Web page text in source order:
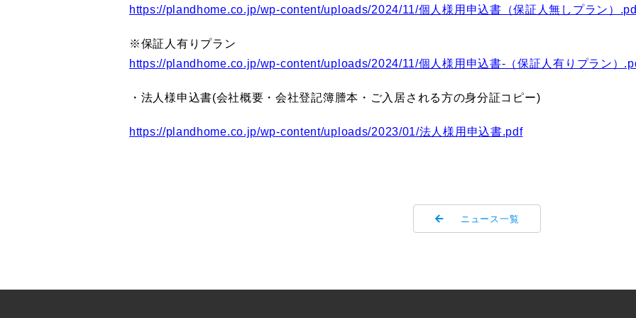
https://plandhome.co.jp/wp-content/uploads/2024/11/個人様用申込書（保証人無しプラン）
※保証人有りプラン
https://plandhome.co.jp/wp-content/uploads/2024/11/個人様用申込書-（保証人有りプラン）
・法人様申込書(会社概要・会社登記簿謄本・ご入居される方の身分証コピー)
https://plandhome.co.jp/wp-content/uploads/2023/01/法人様用申込書.pdf
ニュース一覧